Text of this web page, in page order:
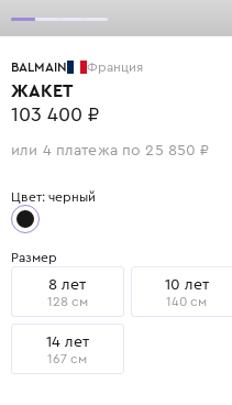
BALMAIN Франция
ЖАКЕТ
103 400 ₽
или 4 платежа по 25 850 ₽
Цвет: черный
Размер
8 лет
128 см
10 лет
140 см
14 лет
167 см